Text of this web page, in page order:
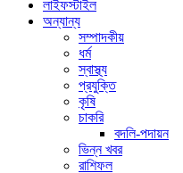
লাইফস্টাইল
অন্যান্য
সম্পাদকীয়
ধর্ম
স্বাস্থ্য
প্রযুক্তি
কৃষি
চাকরি
বদলি-পদায়ন
ভিন্ন খবর
রাশিফল